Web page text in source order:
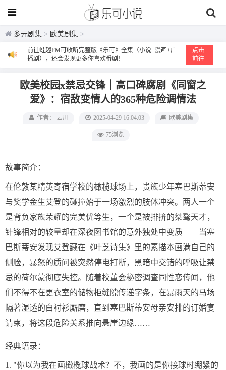
多元剧集 > 欧美剧集 >
前往蛙趣FM可收听完整版《乐可》全集（小说+漫画+广
播剧），还会发现更多你喜欢番剧！
点击
前往
欧美校园x禁忌交锋｜高口碑腐剧《同窗之
爱》：宿敌变情人的365种危险调情法
作者： 云川 2025-04-29 16:04:03 欧美剧集
75浏览
故事简介：
在伦敦某精英寄宿学校的橄榄球场上，贵族少年塞巴斯蒂安
与奖学金生艾登的碰撞始于一场激烈的肢体冲突。两人一个
是背负家族荣耀的完美优等生，一个是被排挤的桀骜天才，
针锋相对的较量却在深夜图书馆的意外独处中变质——当塞
巴斯蒂安发现艾登藏在《叶芝诗集》里的素描本画满自己的
侧脸，暴怒的质问被突然停电打断，黑暗中交错的呼吸让禁
忌的荷尔蒙彻底失控。随着校董会秘密调查同性恋传闻，他
们不得不在更衣室的储物柜缝隙传递字条，在暴雨天的马场
隔著湿透的白衬衫厮磨，直到塞巴斯蒂安母亲安排的订婚宴
请柬，将这段危险关系推向悬崖边缘……
经典语录：
1. "你以为我在画橄榄球战术？不，我画的是你接球时绷紧的